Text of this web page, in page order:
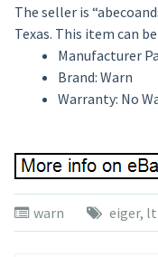
The seller is
Texas. This item can
Manufacturer
Brand: Warn
Warranty: No
warn eiger,